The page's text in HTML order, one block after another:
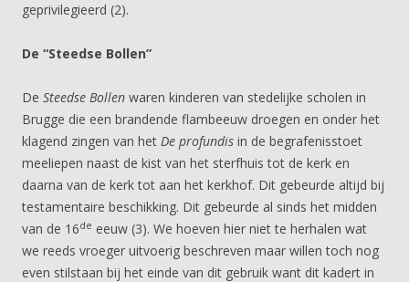
geprivilegieerd (2).
De “Steedse Bollen”
De Steedse Bollen waren kinderen van stedelijke scholen in
Brugge die een brandende flambeeuw droegen en onder het
klagend zingen van het De profundis in de begrafenisstoet
meeliepen naast de kist van het sterfhuis tot de kerk en
daarna van de kerk tot aan het kerkhof. Dit gebeurde altijd bij
testamentaire beschikking. Dit gebeurde al sinds het midden
van de 16de eeuw (3). We hoeven hier niet te herhalen wat
we reeds vroeger uitvoerig beschreven maar willen toch nog
even stilstaan bij het einde van dit gebruik want dit kadert in